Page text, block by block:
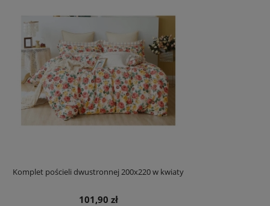
Komplet pościeli dwustronnej 200x220 w kwiaty
101,90 zł